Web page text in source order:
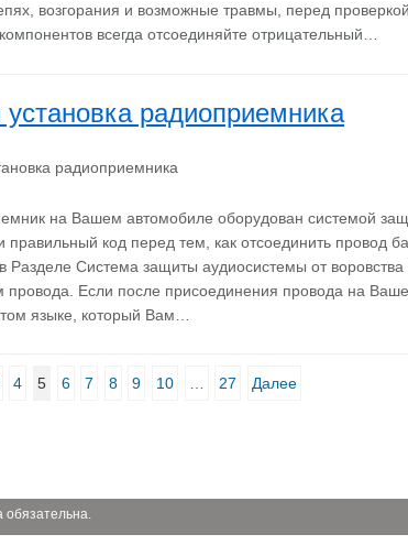
возгорания и возможные травмы, перед
всегда отсоединяйте отрицательный…
радиоприемника
на Вашем автомобиле оборудован системой
правильный код перед тем, как отсоединить провод
Система защиты аудиосистемы от
провода. Если после присоединения провода на
языке, который Вам…
4 5 6 7 8 9 10 27 Далее